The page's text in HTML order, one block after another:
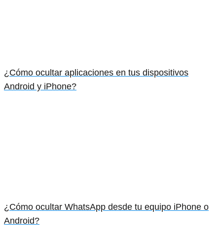
¿Cómo ocultar aplicaciones en tus dispositivos
Android y iPhone?
¿Cómo ocultar WhatsApp desde tu equipo iPhone o
Android?